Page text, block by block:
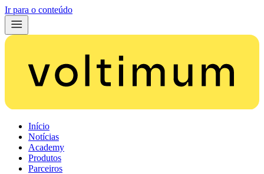
Ir para o conteúdo
Início
Notícias
Academy
Produtos
Parceiros